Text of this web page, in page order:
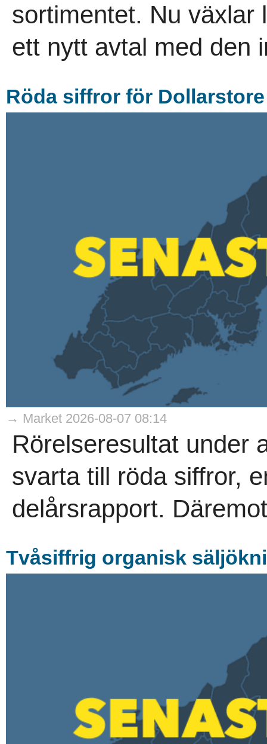
sortimentet. Nu växlar
ett nytt avtal med den
Röda siffror för Dollarstore
→ Market 2026-08-07 08:14
Rörelseresultat under
svarta till röda siffror,
delårsrapport.
Tvåsiffrig organisk